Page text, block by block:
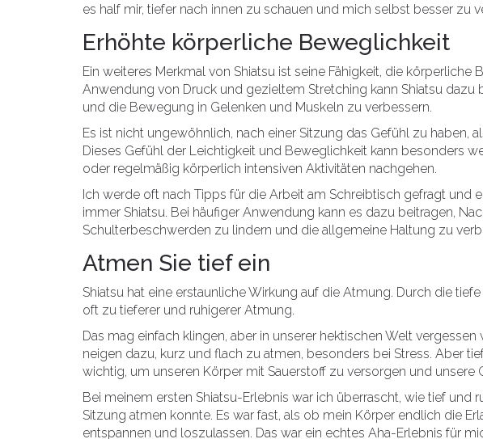
es half mir, tiefer nach innen zu schauen und mich selbst besser zu
Erhöhte körperliche Beweglichkeit
Ein weiteres Merkmal von Shiatsu ist seine Fähigkeit, die
Anwendung von Druck und gezieltem Stretching kann Shiatsu dazu
und die Bewegung in Gelenken und Muskeln zu verbessern.
Es ist nicht ungewöhnlich, nach einer Sitzung das Gefühl zu haben,
Dieses Gefühl der Leichtigkeit und Beweglichkeit kann besonders
oder regelmäßig körperlich intensiven Aktivitäten nachgehen.
Ich werde oft nach Tipps für die Arbeit am Schreibtisch gefragt und
immer Shiatsu. Bei häufiger Anwendung kann es dazu beitragen,
Schulterbeschwerden zu lindern und die allgemeine Haltung zu
Atmen Sie tief ein
Shiatsu hat eine erstaunliche Wirkung auf die Atmung. Durch die
oft zu tieferer und ruhigerer Atmung.
Das mag einfach klingen, aber in unserer hektischen Welt
neigen dazu, kurz und flach zu atmen, besonders bei Stress. Aber
wichtig, um unseren Körper mit Sauerstoff zu versorgen und unsere
Bei meinem ersten Shiatsu-Erlebnis war ich überrascht, wie tief und
Sitzung atmen konnte. Es war fast, als ob mein Körper endlich die
entspannen und loszulassen. Das war ein echtes Aha-Erlebnis für